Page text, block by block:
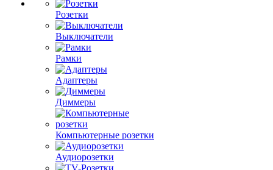
Розетки
Выключатели
Рамки
Адаптеры
Диммеры
Компьютерные розетки
Аудиорозетки